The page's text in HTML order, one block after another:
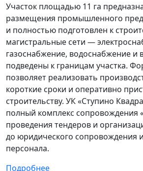
Участок площадью 11 га
размещения промышленного
и полностью подготовлен к
магистральные сети —
газоснабжение, водоснабжение и
подведены к границам участка.
позволяет реализовать
короткие сроки и оперативно
строительству. УК «Ступино
полный комплекс сопровождения
проведения тендеров и
до юридического сопровождения
персонала.
Подробнее